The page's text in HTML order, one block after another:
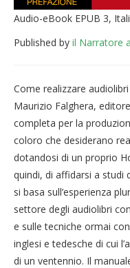
Audio-eBook EPUB 3,
Published by il Narratore
Come realizzare
Maurizio Falghera,
completa per la
coloro che desiderano
dotandosi di un proprio
quindi, di affidarsi a studi
si basa sull’esperienza
settore degli audiolibri
e sulle tecniche ormai
inglesi e tedesche di cui
di un ventennio. Il